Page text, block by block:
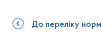
До переліку